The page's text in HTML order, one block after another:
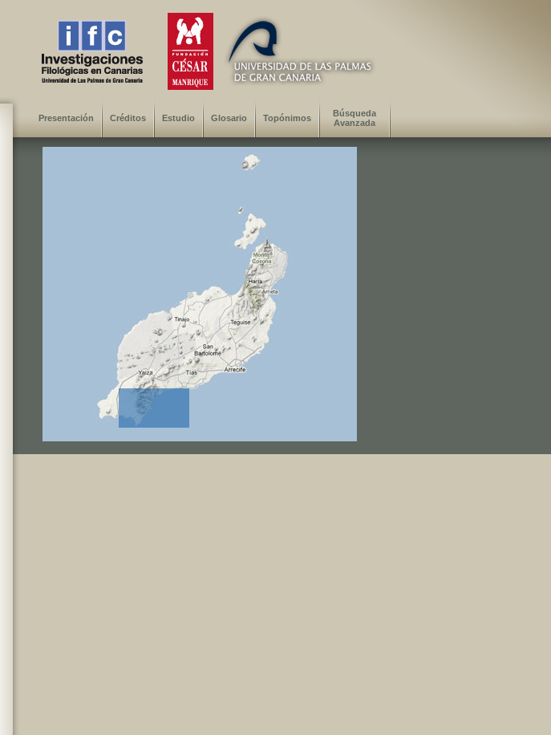
Presentación Créditos Estudio Glosario Topónimos
Búsqueda
Avanzada